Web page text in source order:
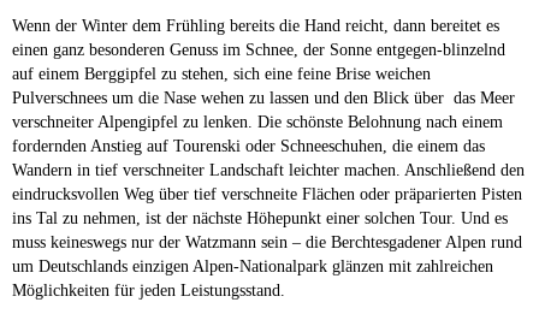
Touristik
Wenn der Winter dem Frühling bereits die Hand reicht, dann bereitet es
einen ganz besonderen Genuss im Schnee, der Sonne entgegen-blinzelnd
auf einem Berggipfel zu stehen, sich eine feine Brise weichen
Pulverschnees um die Nase wehen zu lassen und den Blick über das Meer
verschneiter Alpengipfel zu lenken. Die schönste Belohnung nach einem
fordernden Anstieg auf Tourenski oder Schneeschuhen, die einem das
Wandern in tief verschneiter Landschaft leichter machen. Anschließend den
eindrucksvollen Weg über tief verschneite Flächen oder präparierten Pisten
ins Tal zu nehmen, ist der nächste Höhepunkt einer solchen Tour. Und es
muss keineswegs nur der Watzmann sein – die Berchtesgadener Alpen rund
um Deutschlands einzigen Alpen-Nationalpark glänzen mit zahlreichen
Möglichkeiten für jeden Leistungsstand.